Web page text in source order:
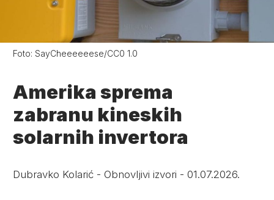
Foto: SayCheeeeeese/CC0 1.0
Amerika sprema
zabranu kineskih
solarnih invertora
Dubravko Kolarić - Obnovljivi izvori -01.07.2026.